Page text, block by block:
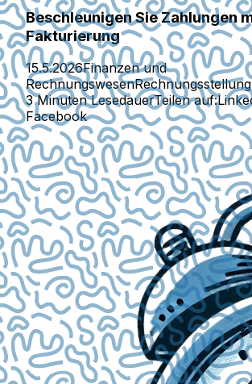
Beschleunigen Sie Zahlungen
Fakturierung
15.5.2026Finanzen und
RechnungswesenRechnungsstellung
3 Minuten LesedauerTeilen auf:
Facebook